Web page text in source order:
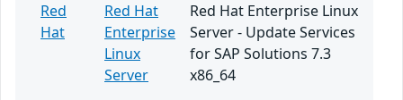
Red
Hat
Red Hat
Enterprise
Linux
Server
Red Hat Enterprise Linux
Server - Update Services
for SAP Solutions 7.3
x86_64